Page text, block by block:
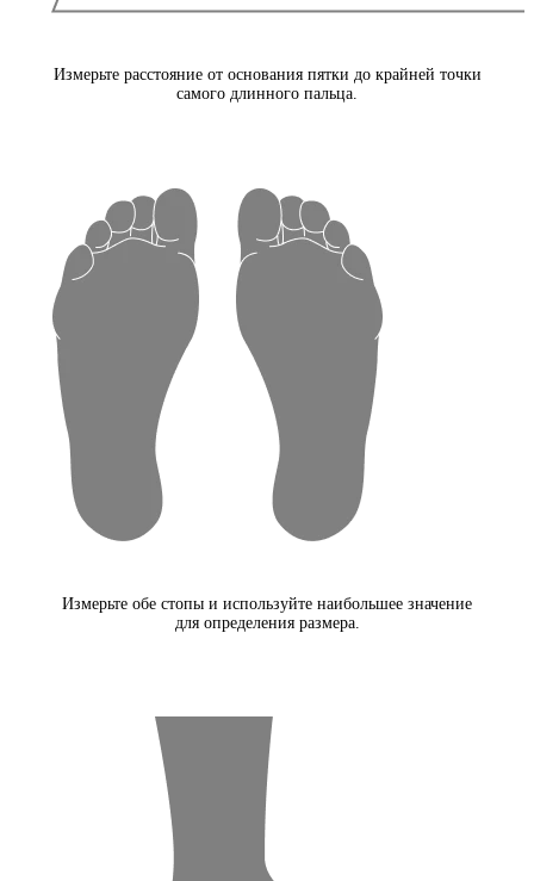
Измерьте расстояние от основания пятки до крайней точки
самого длинного пальца.
Измерьте обе стопы и используйте наибольшее значение
для определения размера.